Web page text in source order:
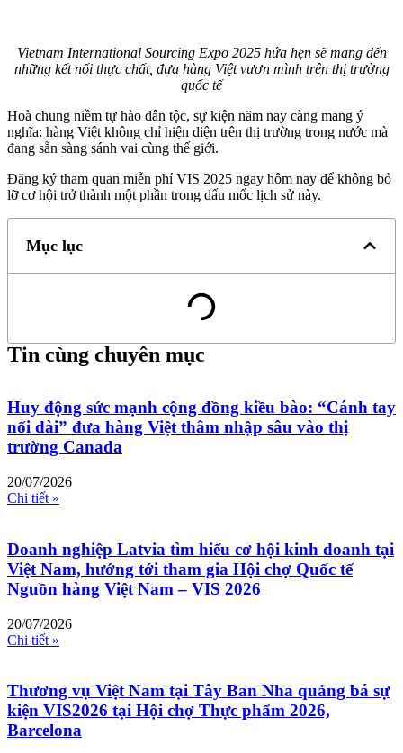
Vietnam International Sourcing Expo 2025 hứa hẹn sẽ mang đến
những kết nối thực chất, đưa hàng Việt vươn mình trên thị trường
quốc tế
Hoà chung niềm tự hào dân tộc, sự kiện năm nay càng mang ý
nghĩa: hàng Việt không chỉ hiện diện trên thị trường trong nước mà
đang sẵn sàng sánh vai cùng thế giới.
Đăng ký tham quan miễn phí VIS 2025 ngay hôm nay để không bỏ
lỡ cơ hội trở thành một phần trong dấu mốc lịch sử này.
Mục lục
Tin cùng chuyên mục
Huy động sức mạnh cộng đồng kiều bào: “Cánh tay
nối dài” đưa hàng Việt thâm nhập sâu vào thị
trường Canada
20/07/2026
Chi tiết »
Doanh nghiệp Latvia tìm hiểu cơ hội kinh doanh tại
Việt Nam, hướng tới tham gia Hội chợ Quốc tế
Nguồn hàng Việt Nam – VIS 2026
20/07/2026
Chi tiết »
Thương vụ Việt Nam tại Tây Ban Nha quảng bá sự
kiện VIS2026 tại Hội chợ Thực phẩm 2026,
Barcelona